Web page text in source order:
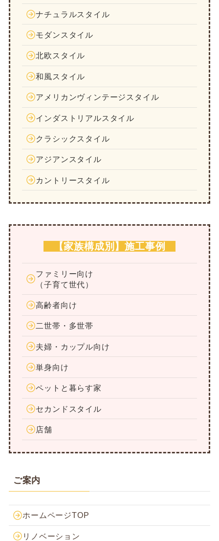
ナチュラルスタイル
モダンスタイル
北欧スタイル
和風スタイル
アメリカンヴィンテージスタイル
インダストリアルスタイル
クラシックスタイル
アジアンスタイル
カントリースタイル
【家族構成別】施工事例
ファミリー向け
（子育て世代）
高齢者向け
二世帯・多世帯
夫婦・カップル向け
単身向け
ペットと暮らす家
セカンドスタイル
店舗
ご案内
ホームページTOP
リノベーション